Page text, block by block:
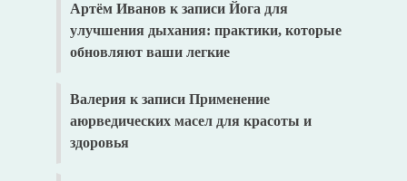
Артём Иванов к записи Йога для
улучшения дыхания: практики, которые
обновляют ваши легкие
Валерия к записи Применение
аюрведических масел для красоты и
здоровья